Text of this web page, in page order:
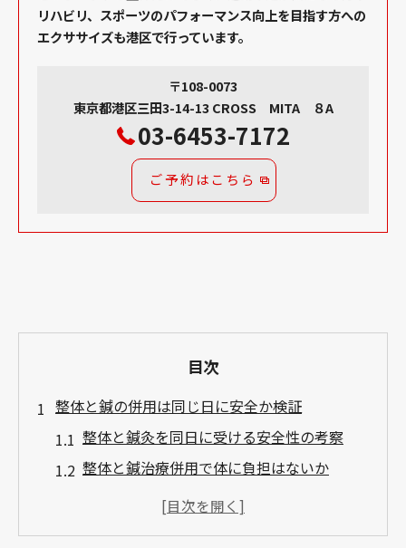
リハビリ、スポーツのパフォーマンス向上を目指す方への
エクササイズも港区で行っています。
〒108-0073
東京都港区三田3-14-13 CROSS MITA ８A
03-6453-7172
ご予約はこちら
目次
整体と鍼の併用は同じ日に安全か検証
整体と鍼灸を同日に受ける安全性の考察
整体と鍼治療併用で体に負担はないか
整体と鍼灸併用が不安な方への注意点